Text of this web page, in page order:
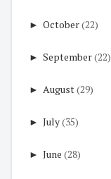
► October(22)
► September(22)
► August(29)
► July(35)
► June (28)